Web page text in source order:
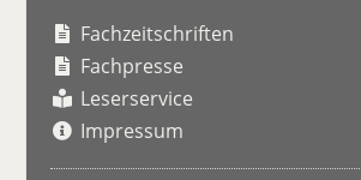
Fachzeitschriften
Fachpresse
Leserservice
Impressum